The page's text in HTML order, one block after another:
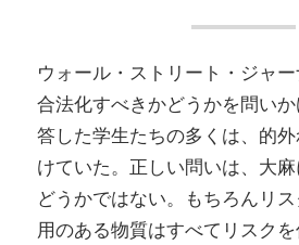
ウォール・ストリート・ジャ
合法化すべきかどうかを問い
答した学生たちの多くは、的
けていた。正しい問いは、大
どうかではない。もちろんリ
用のある物質はすべてリスク